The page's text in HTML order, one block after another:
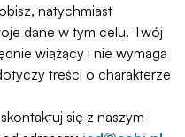
natychmiast
dane w tym celu. Twój
wiążący i nie wymaga
treści o charakterze
się z naszym